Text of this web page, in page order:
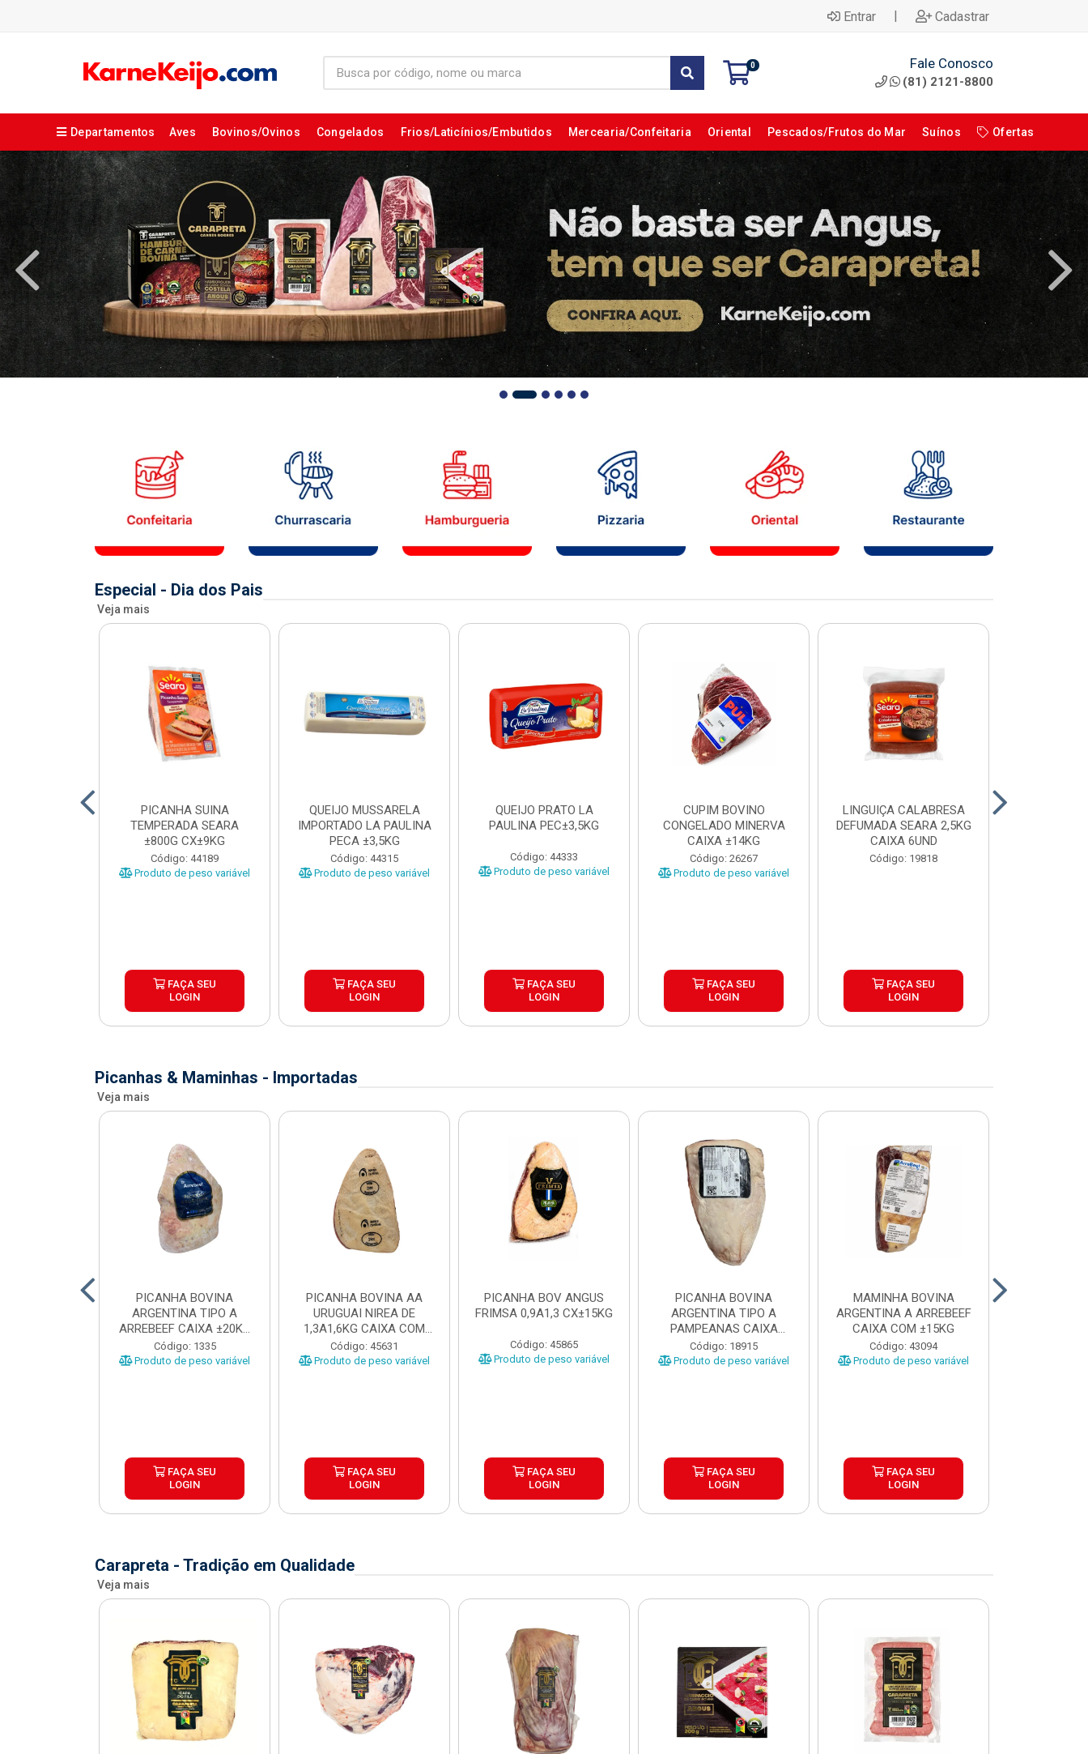
Entrar | Cadastrar
0 Fale Conosco
(81) 2121-8800
Departamentos Aves Bovinos/Ovinos Congelados Frios/Laticínios/Embutidos Mercearia/Confeitaria Oriental Pescados/Frutos do Mar Suínos Ofertas
Especial - Dia dos Pais
Veja mais
PICANHA SUINA
TEMPERADA SEARA
±800G CX±9KG
Código: 44189
Produto de peso variável
FAÇA SEU
LOGIN
QUEIJO MUSSARELA
IMPORTADO LA PAULINA
PECA ±3,5KG
Código: 44315
Produto de peso variável
FAÇA SEU
LOGIN
QUEIJO PRATO LA
PAULINA PEC±3,5KG
Código: 44333
Produto de peso variável
FAÇA SEU
LOGIN
CUPIM BOVINO
CONGELADO MINERVA
CAIXA ±14KG
Código: 26267
Produto de peso variável
FAÇA SEU
LOGIN
LINGUIÇA CALABRESA
DEFUMADA SEARA 2,5KG
CAIXA 6UND
Código: 19818
FAÇA SEU
LOGIN
Picanhas & Maminhas - Importadas
Veja mais
PICANHA BOVINA
ARGENTINA TIPO A
ARREBEEF CAIXA ±20KG
PEÇAS 1...
Código: 1335
Produto de peso variável
FAÇA SEU
LOGIN
PICANHA BOVINA AA
URUGUAI NIREA DE
1,3A1,6KG CAIXA COM
±15KG
Código: 45631
Produto de peso variável
FAÇA SEU
LOGIN
PICANHA BOV ANGUS
FRIMSA 0,9A1,3 CX±15KG
Código: 45865
Produto de peso variável
FAÇA SEU
LOGIN
PICANHA BOVINA
ARGENTINA TIPO A
PAMPEANAS CAIXA
±20KG PEÇAS ...
Código: 18915
Produto de peso variável
FAÇA SEU
LOGIN
MAMINHA BOVINA
ARGENTINA A ARREBEEF
CAIXA COM ±15KG
Código: 43094
Produto de peso variável
FAÇA SEU
LOGIN
Carapreta - Tradição em Qualidade
Veja mais